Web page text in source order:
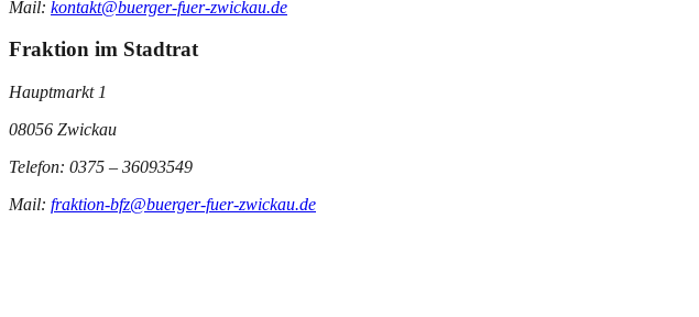
Mail: kontakt@buerger-fuer-zwickau.de
Fraktion im Stadtrat
Hauptmarkt 1
08056 Zwickau
Telefon: 0375 – 36093549
Mail: fraktion-bfz@buerger-fuer-zwickau.de